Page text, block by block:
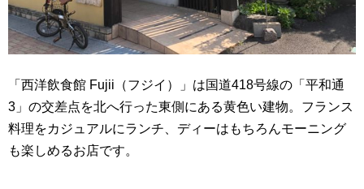
「西洋飲食館 Fujii（フジイ）」は国道418号線の「平和通
3」の交差点を北へ行った東側にある黄色い建物。フランス
料理をカジュアルにランチ、ディーはもちろんモーニング
も楽しめるお店です。